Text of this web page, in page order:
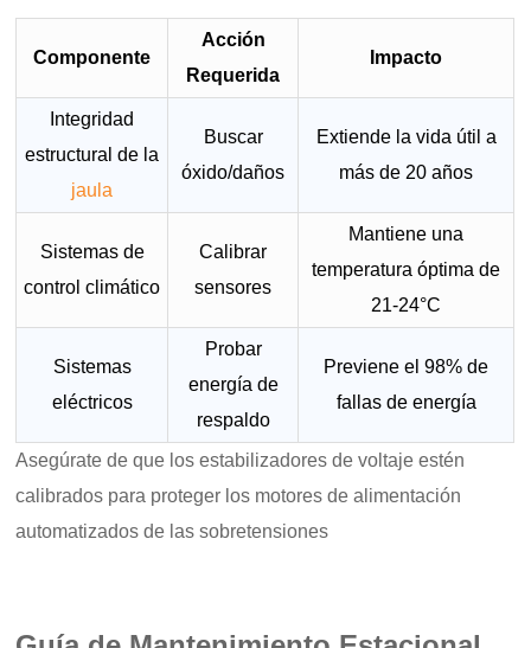
Componente
Acción
Requerida
Impacto
Integridad
estructural de la
jaula
Buscar
óxido/daños
Extiende la vida útil a
más de 20 años
Sistemas de
control climático
Calibrar
sensores
Mantiene una
temperatura óptima de
21-24°C
Sistemas
eléctricos
Probar
energía de
respaldo
Previene el 98% de
fallas de energía
Asegúrate de que los estabilizadores de voltaje estén
calibrados para proteger los motores de alimentación
automatizados de las sobretensiones